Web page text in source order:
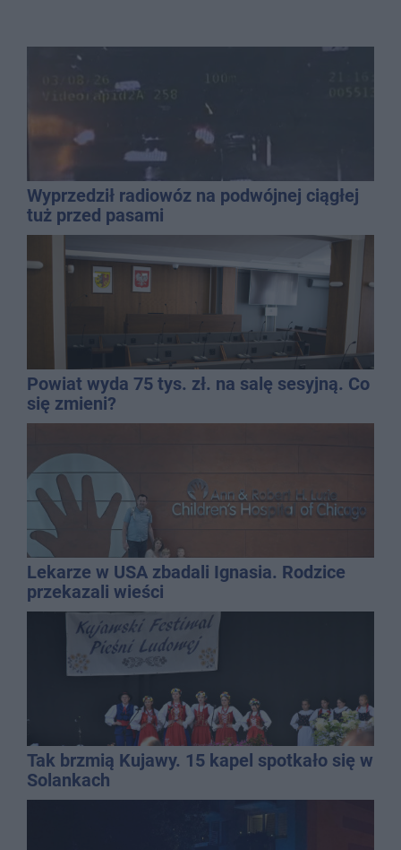
Wyprzedził radiowóz na podwójnej ciągłej
tuż przed pasami
Powiat wyda 75 tys. zł. na salę sesyjną. Co
się zmieni?
Lekarze w USA zbadali Ignasia. Rodzice
przekazali wieści
Tak brzmią Kujawy. 15 kapel spotkało się w
Solankach